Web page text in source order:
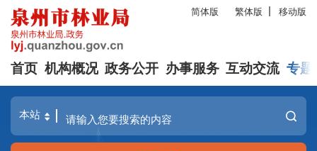
简体版 繁体版 移动版
首页 机构概况 政务公开 办事服务 互动交流 专题